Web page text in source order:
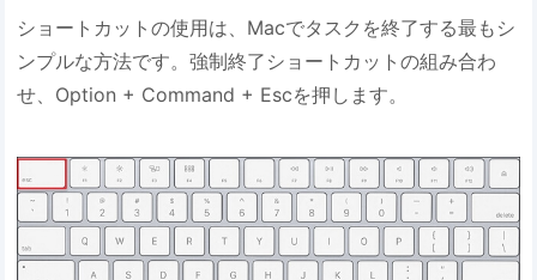
ショートカットの使用は、Macでタスクを終了する最もシ
ンプルな方法です。強制終了ショートカットの組み合わ
せ、Option + Command + Escを押します。